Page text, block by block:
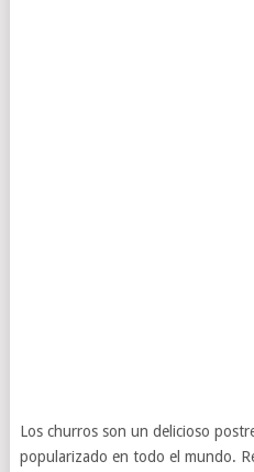
Los churros son un delicioso
popularizado en todo el mundo.